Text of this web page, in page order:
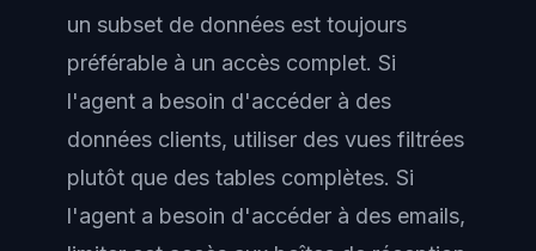
un subset de données est toujours
préférable à un accès complet. Si
l'agent a besoin d'accéder à des
données clients, utiliser des vues filtrées
plutôt que des tables complètes. Si
l'agent a besoin d'accéder à des emails,